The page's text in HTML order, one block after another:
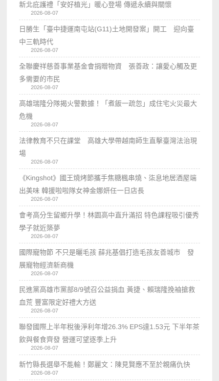
新北庇護禮「安好植光」暖心登場 傳遞永續與關懷
2026-08-07
日勝生「臺中捷運南屯站(G11)土地開發案」開工 迎向臺
中三軌時代
2026-08-07
全聯慶祥慈善事業基金會捐贈物資 張善政：讓愛心觸及更
多需要的市民
2026-08-07
高雄瑞隆分隊揭火警數據！「煮飯一疏忽」成住宅火災最大
危機
2026-08-07
法律教育不只在課堂 高雄大學帶越南師生直擊臺灣法治現
場
2026-08-07
《Kingshot》國王燒烤節攜手焦糖楓串燒、柒息地居酒屋端
出美味 韓援啦啦隊女神金娜妍任一日店長
2026-08-07
會考高分生留鄉升學！林園高中直升滿招 特色課程吸引優秀
學子就近築夢
2026-08-07
國際寵物節 不只是曬毛孩 薛兆基倡打造毛孩友善城市 發
展寵物經濟新商機
2026-08-07
民進黨高雄市黨部8/9號召公益捐血 黃捷、賴瑞隆挽袖搶救
血荒 豐富限定好禮大方送
2026-08-07
聯發國際上半年稅後淨利年增26.3% EPS達1.53元 下半年茶
飲與餐食齊發 營運可望逐季上升
2026-08-07
新竹縣長選舉不能輸！鄭麗文：陳見賢應不至於親痛仇快
2026-08-07